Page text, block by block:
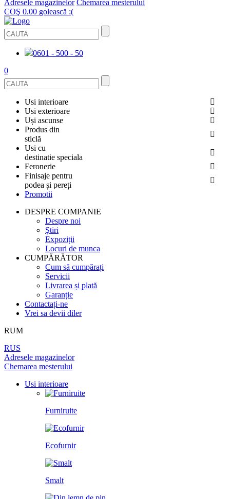
Adresele magazinelor Chemarea mesterului
COŞ 0.00 golească :(
0601 - 500 - 50
0
Usi interioare
FURNIRUITE
SMALT
DIN LEMN DE PIN
DIN LEMN DE ARIN
LICHIDARE DE STOC
TOATE USILE
Usi exterioare
USI METALICE
PENTRU APARTAMENT
PENTRU CASA
Uși ascunse
OGLINDIT
GRESIE PORȚELANATĂ
Produs din
sticlă
BALUSTRADE ȘI TREPTE
CABINE DE DUȘ ȘI PEREȚI DESPĂRȚITORI
PEREȚI DESPĂRȚITORI
UȘI
Usi cu
destinatie speciala
USI ANTIFOC (ANTIINCENDIU)
Feronerie
ACCESORII
ÎNCHUETORI
LIMITATOARE
MINERE PENTRU UȘI
SISTEM DE GLISARE
Finisaje pentru
podea și pereți
PANOURI PENTRU PEREȚI
Promotii
DESPRE COMPANIE
Despre noi
Ştiri
Expoziții
Locuri de munca
CUMPĂRĂTOR
Cum să cumpărați
Servicii
Livrarea și plată
Garanție
Contactați-ne
Vrei sa devii diler
RUM
RUS
Adresele magazinelor
Chemarea mesterului
Usi interioare
Furniruite
Ecofurnir
Smalt